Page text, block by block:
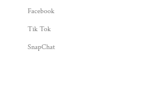
Facebook
Tik Tok
SnapChat